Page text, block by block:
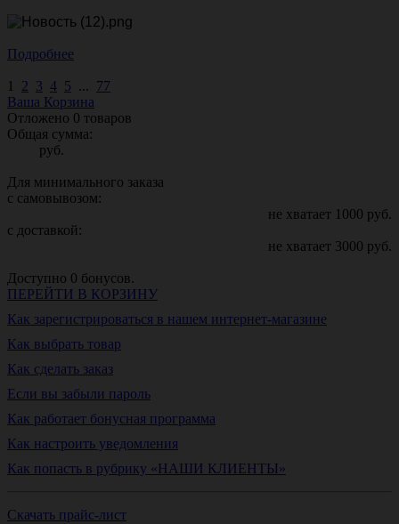
Подробнее
1 2 3 4 5 ... 77
Ваша Корзина
Отложено 0 товаров
Общая сумма:
руб.
Для минимального заказа
с самовывозом:
не хватает 1000 руб.
с доставкой:
не хватает 3000 руб.
Доступно 0 бонусов.
ПЕРЕЙТИ В КОРЗИНУ
Как зарегистрироваться в нашем интернет-магазине
Как выбрать товар
Как сделать заказ
Если вы забыли пароль
Как работает бонусная программа
Как настроить уведомления
Как попасть в рубрику «НАШИ КЛИЕНТЫ»
Скачать прайс-лист